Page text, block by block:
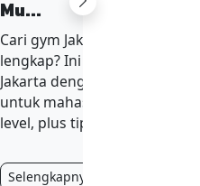
Mu...
Cari gym Jakarta murah tapi
lengkap? Ini 3 rekomendasi
Jakarta dengan harga
untuk mahasiswa dan
level, plus tips hemat
Selengkapnya
Next